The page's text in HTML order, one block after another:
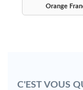
Orange
C'EST VOUS